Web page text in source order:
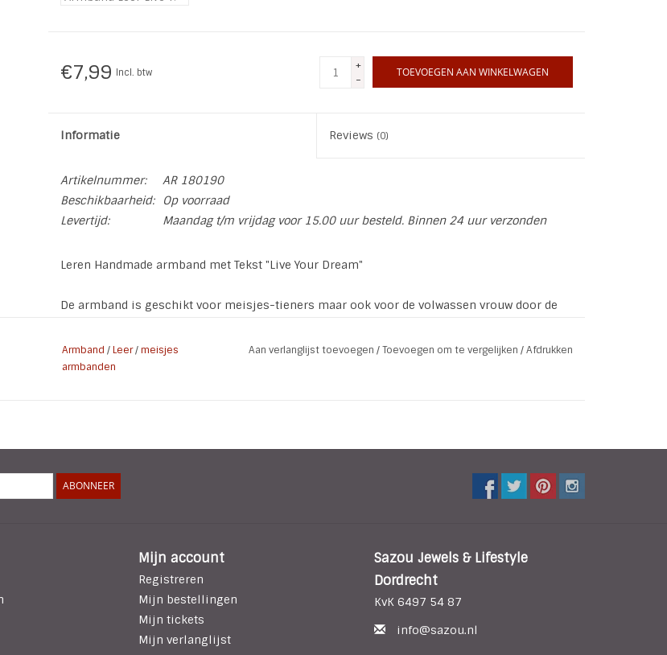
€7,99 Incl. btw
+
-
TOEVOEGEN AAN WINKELWAGEN
Informatie Reviews (0)
Artikelnummer:
AR 180190
Beschikbaarheid:
Op voorraad
Levertijd:
Maandag t/m vrijdag voor 15.00 uur besteld. Binnen 24 uur verzonden
Leren Handmade armband met Tekst "Live Your Dream"
De armband is geschikt voor meisjes-tieners maar ook voor de volwassen vrouw door de
afgehaald worden.
Soort: Handmade
Verstelbaar in de maten: 15 / 17 / 18,5 cm
Armband /Leer/meisjes
armbanden
Aan verlanglijst toevoegen /Toevoegen om te vergelijken /Afdrukken
ABONNEER
Mijn account
Registreren
Mijn bestellingen
Mijn tickets
Mijn verlanglijst
Sazou Jewels & Lifestyle
Dordrecht
KvK 6497 54 87
info@sazou.nl